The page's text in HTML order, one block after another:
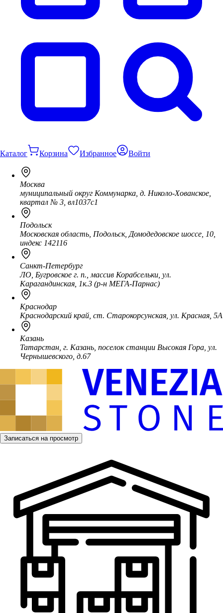
Каталог Корзина Избранное Войти
Москва
муниципальный округ Коммунарка, д. Николо-Хованское,
квартал № 3, вл1037с1
Подольск
Московская область, Подольск, Домодедовское шоссе, 10,
индекс 142116
Санкт-Петербург
ЛО, Бугровское г. п., массив Корабсельки, ул.
Карагандинская, 1к.3 (р-н МЕГА-Парнас)
Краснодар
Краснодарский край, ст. Старокорсунская, ул. Красная, 5А
Казань
Татарстан, г. Казань, поселок станции Высокая Гора, ул.
Чернышевского, д.67
Записаться на просмотр